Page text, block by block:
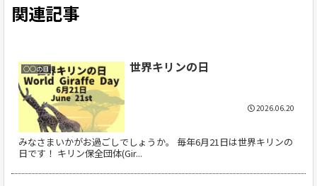
関連記事
○○の日 世界キリンの日
みなさまいかがお過ごしでしょうか。 毎年6月21日は世界キリンの
日です！ キリン保全団体(Gir...
2026.06.20